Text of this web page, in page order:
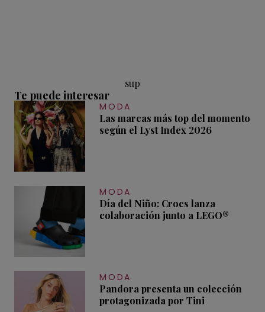
sup
Te puede interesar
MODA
Las marcas más top del momento
según el Lyst Index 2026
MODA
Día del Niño: Crocs lanza
colaboración junto a LEGO®
MODA
Pandora presenta un colección
protagonizada por Tini